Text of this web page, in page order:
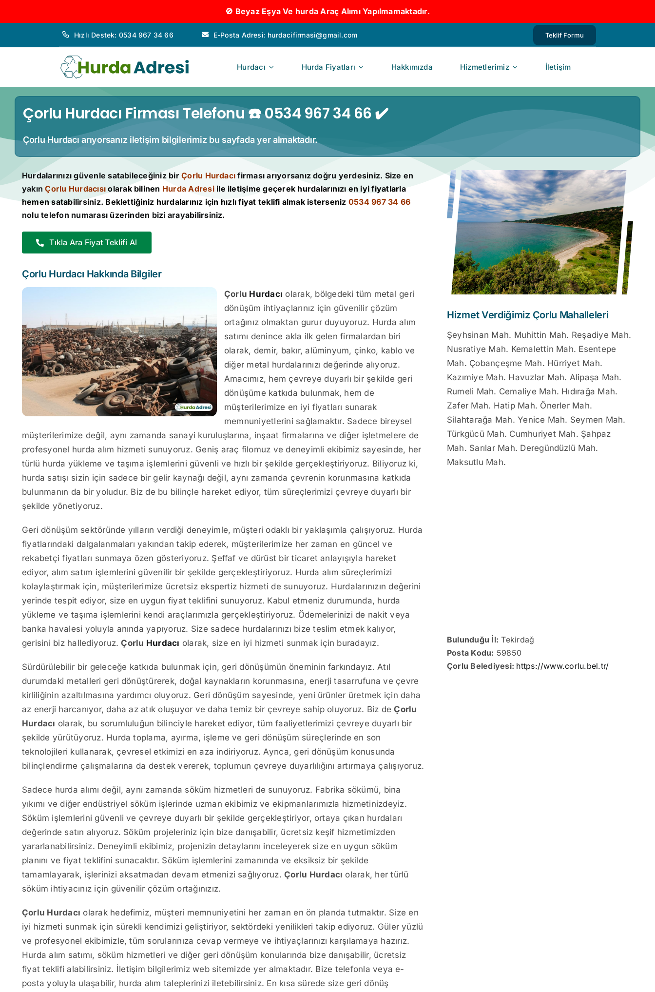
🚫 Beyaz Eşya Ve hurda Araç Alımı Yapılmamaktadır.
Hızlı Destek: 0534 967 34 66 E-Posta Adresi: hurdacifirmasi@gmail.com Teklif Formu
Hurdacı Hurda Fiyatları Hakkımızda Hizmetlerimiz İletişim
Çorlu Hurdacı Firması Telefonu ☎️ 0534 967 34 66 ✔️
Çorlu Hurdacı arıyorsanız iletişim bilgilerimiz bu sayfada yer almaktadır.
Hurdalarınızı güvenle satabileceğiniz birÇorlu Hurdacı firması arıyorsanız doğru yerdesiniz. Size en
yakınÇorlu Hurdacısı olarak bilinen Hurda Adresiile iletişime geçerek hurdalarınızı en iyi fiyatlarla
hemen satabilirsiniz. Beklettiğiniz hurdalarınız için hızlı fiyat teklifi almak isterseniz 0534 967 34 66
nolu telefon numarası üzerinden bizi arayabilirsiniz.
Tıkla Ara Fiyat Teklifi Al
Çorlu Hurdacı Hakkında Bilgiler
Çorlu Hurdacı olarak, bölgedeki tüm metal geri
dönüşüm ihtiyaçlarınız için güvenilir çözüm
ortağınız olmaktan gurur duyuyoruz. Hurda alım
satımı denince akla ilk gelen firmalardan biri
olarak, demir, bakır, alüminyum, çinko, kablo ve
diğer metal hurdalarınızı değerinde alıyoruz.
Amacımız, hem çevreye duyarlı bir şekilde geri
dönüşüme katkıda bulunmak, hem de
müşterilerimize en iyi fiyatları sunarak
memnuniyetlerini sağlamaktır. Sadece bireysel
müşterilerimize değil, aynı zamanda sanayi kuruluşlarına, inşaat firmalarına ve diğer işletmelere de
profesyonel hurda alım hizmeti sunuyoruz. Geniş araç filomuz ve deneyimli ekibimiz sayesinde, her
türlü hurda yükleme ve taşıma işlemlerini güvenli ve hızlı bir şekilde gerçekleştiriyoruz. Biliyoruz ki,
hurda satışı sizin için sadece bir gelir kaynağı değil, aynı zamanda çevrenin korunmasına katkıda
bulunmanın da bir yoludur. Biz de bu bilinçle hareket ediyor, tüm süreçlerimizi çevreye duyarlı bir
şekilde yönetiyoruz.
Geri dönüşüm sektöründe yılların verdiği deneyimle, müşteri odaklı bir yaklaşımla çalışıyoruz. Hurda
fiyatlarındaki dalgalanmaları yakından takip ederek, müşterilerimize her zaman en güncel ve
rekabetçi fiyatları sunmaya özen gösteriyoruz. Şeffaf ve dürüst bir ticaret anlayışıyla hareket
ediyor, alım satım işlemlerini güvenilir bir şekilde gerçekleştiriyoruz. Hurda alım süreçlerimizi
kolaylaştırmak için, müşterilerimize ücretsiz ekspertiz hizmeti de sunuyoruz. Hurdalarınızın değerini
yerinde tespit ediyor, size en uygun fiyat teklifini sunuyoruz. Kabul etmeniz durumunda, hurda
yükleme ve taşıma işlemlerini kendi araçlarımızla gerçekleştiriyoruz. Ödemelerinizi de nakit veya
banka havalesi yoluyla anında yapıyoruz. Size sadece hurdalarınızı bize teslim etmek kalıyor,
gerisini biz hallediyoruz.Çorlu Hurdacı olarak, size en iyi hizmeti sunmak için buradayız.
Sürdürülebilir bir geleceğe katkıda bulunmak için, geri dönüşümün öneminin farkındayız. Atıl
durumdaki metalleri geri dönüştürerek, doğal kaynakların korunmasına, enerji tasarrufuna ve çevre
kirliliğinin azaltılmasına yardımcı oluyoruz. Geri dönüşüm sayesinde, yeni ürünler üretmek için daha
az enerji harcanıyor, daha az atık oluşuyor ve daha temiz bir çevreye sahip oluyoruz. Biz deÇorlu
Hurdacı olarak, bu sorumluluğun bilinciyle hareket ediyor, tüm faaliyetlerimizi çevreye duyarlı bir
şekilde yürütüyoruz. Hurda toplama, ayırma, işleme ve geri dönüşüm süreçlerinde en son
teknolojileri kullanarak, çevresel etkimizi en aza indiriyoruz. Ayrıca, geri dönüşüm konusunda
bilinçlendirme çalışmalarına da destek vererek, toplumun çevreye duyarlılığını artırmaya çalışıyoruz.
Sadece hurda alımı değil, aynı zamanda söküm hizmetleri de sunuyoruz. Fabrika sökümü, bina
yıkımı ve diğer endüstriyel söküm işlerinde uzman ekibimiz ve ekipmanlarımızla hizmetinizdeyiz.
Söküm işlemlerini güvenli ve çevreye duyarlı bir şekilde gerçekleştiriyor, ortaya çıkan hurdaları
değerinde satın alıyoruz. Söküm projeleriniz için bize danışabilir, ücretsiz keşif hizmetimizden
yararlanabilirsiniz. Deneyimli ekibimiz, projenizin detaylarını inceleyerek size en uygun söküm
planını ve fiyat teklifini sunacaktır. Söküm işlemlerini zamanında ve eksiksiz bir şekilde
tamamlayarak, işlerinizi aksatmadan devam etmenizi sağlıyoruz.Çorlu Hurdacı olarak, her türlü
söküm ihtiyacınız için güvenilir çözüm ortağınızız.
Çorlu Hurdacı olarak hedefimiz, müşteri memnuniyetini her zaman en ön planda tutmaktır. Size en
iyi hizmeti sunmak için sürekli kendimizi geliştiriyor, sektördeki yenilikleri takip ediyoruz. Güler yüzlü
ve profesyonel ekibimizle, tüm sorularınıza cevap vermeye ve ihtiyaçlarınızı karşılamaya hazırız.
Hurda alım satımı, söküm hizmetleri ve diğer geri dönüşüm konularında bize danışabilir, ücretsiz
fiyat teklifi alabilirsiniz. İletişim bilgilerimiz web sitemizde yer almaktadır. Bize telefonla veya e-
posta yoluyla ulaşabilir, hurda alım taleplerinizi iletebilirsiniz. En kısa sürede size geri dönüş
Hizmet Verdiğimiz Çorlu Mahalleleri
Şeyhsinan Mah. Muhittin Mah. Reşadiye Mah.
Nusratiye Mah. Kemalettin Mah. Esentepe
Mah. Çobançeşme Mah. Hürriyet Mah.
Kazımiye Mah. Havuzlar Mah. Alipaşa Mah.
Rumeli Mah. Cemaliye Mah. Hıdırağa Mah.
Zafer Mah. Hatip Mah. Önerler Mah.
Silahtarağa Mah. Yenice Mah. Seymen Mah.
Türkgücü Mah. Cumhuriyet Mah. Şahpaz
Mah. Sarılar Mah. Deregündüzlü Mah.
Maksutlu Mah.
Bulunduğu İl: Tekirdağ
Posta Kodu: 59850
Çorlu Belediyesi: https://www.corlu.bel.tr/